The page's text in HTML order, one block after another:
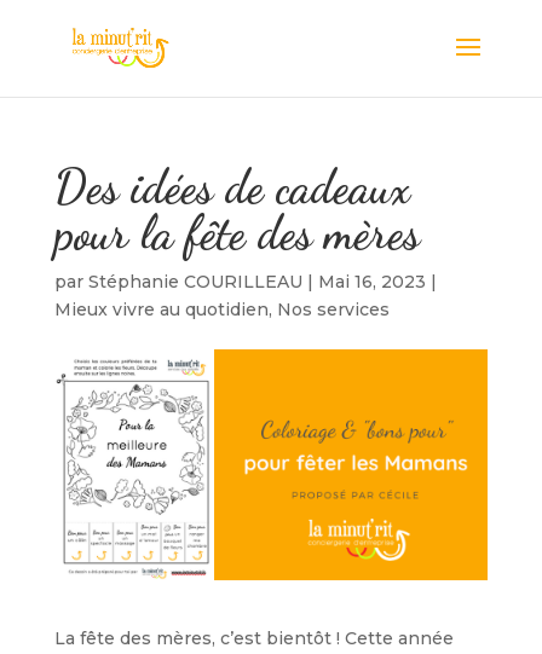
Des idées de cadeaux
pour la fête des mères
par Stéphanie COURILLEAU | Mai 16, 2023 |
Mieux vivre au quotidien, Nos services
La fête des mères, c’est bientôt ! Cette année